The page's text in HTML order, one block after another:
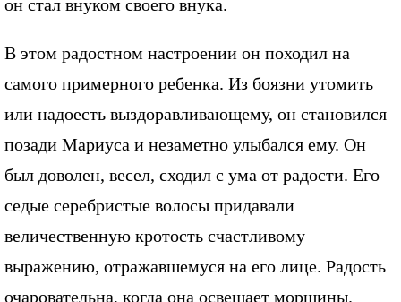
он стал внуком своего внука.
В этом радостном настроении он походил на
самого примерного ребенка. Из боязни утомить
или надоесть выздоравливающему, он становился
позади Мариуса и незаметно улыбался ему. Он
был доволен, весел, сходил с ума от радости. Его
седые серебристые волосы придавали
величественную кротость счастливому
выражению, отражавшемуся на его лице. Радость
очаровательна, когда она освещает морщины.